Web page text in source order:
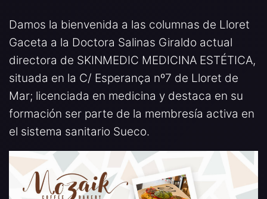
Damos la bienvenida a las columnas de Lloret
Gaceta a la Doctora Salinas Giraldo actual
directora de SKINMEDIC MEDICINA ESTÉTICA,
situada en la C/ Esperança nº7 de Lloret de
Mar; licenciada en medicina y destaca en su
formación ser parte de la membresía activa en
el sistema sanitario Sueco.